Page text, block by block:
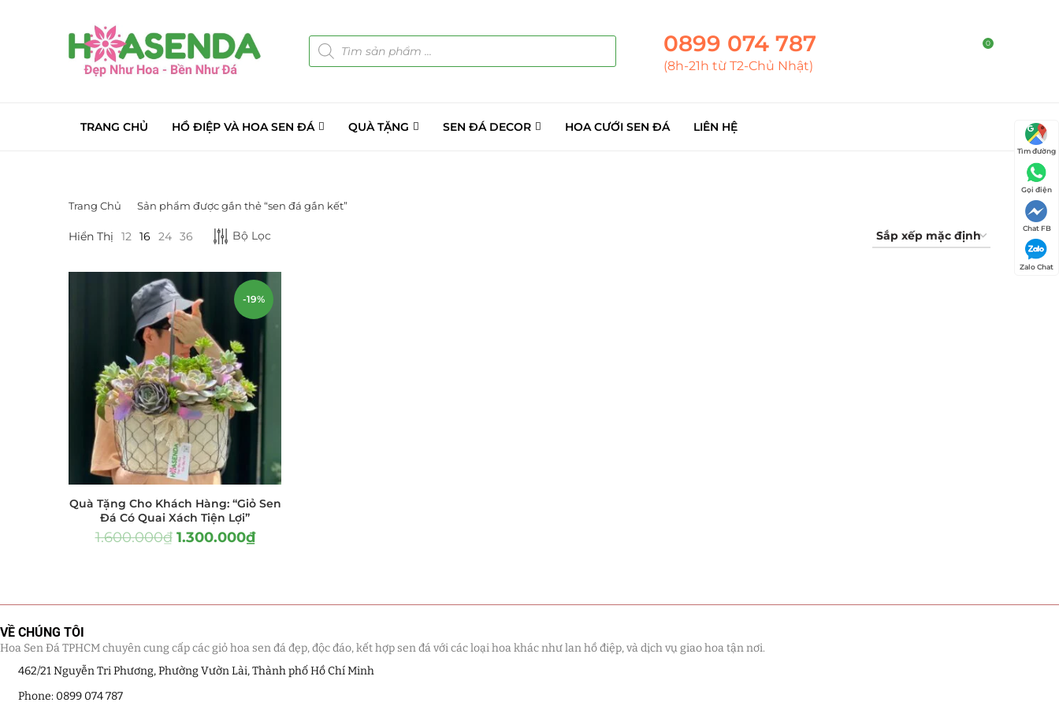
0899 074 787
(8h-21h từ T2-Chủ Nhật)
0
TRANG CHỦ HỒ ĐIỆP VÀ HOA SEN ĐÁ QUÀ TẶNG SEN ĐÁ DECOR HOA CƯỚI SEN ĐÁ LIÊN HỆ
DANH MỤC SẢN PHẨM
Cây Sen Đá Giá Sỉ
Chậu Sen Đá Mini
Hồ Điệp và Hoa Sen đá (289)
Lan Hồ Điệp Truyền Thống
(132)
Lũa Hồ Điệp Sen Đá
(91)
Tiểu Cảnh Lan Sen Đá (63)
Hoa Ngày Lễ 8/3 (38)
Hoa Tặng 14/2 (16)
Quà Noel - Quà Giáng Sinh
(41)
Trang Chủ Sản phẩm được gắn thẻ “sen đá gắn kết”
Hiển Thị 12 16 24 36 Bộ Lọc
-19%
Quà Tặng Cho Khách Hàng: “Giỏ Sen
Đá Có Quai Xách Tiện Lợi”
1.600.000₫ 1.300.000₫
VỀ CHÚNG TÔI
Hoa Sen Đá TPHCM chuyên cung cấp các giỏ hoa sen đá đẹp, độc đáo, kết hợp sen đá với các loại hoa khác như lan hồ điệp, và dịch vụ giao hoa tận nơi.
462/21 Nguyễn Tri Phương, Phường Vườn Lài, Thành phố Hồ Chí Minh
Phone: 0899 074 787
Tìm đường
Gọi điện
Chat FB
Zalo Chat